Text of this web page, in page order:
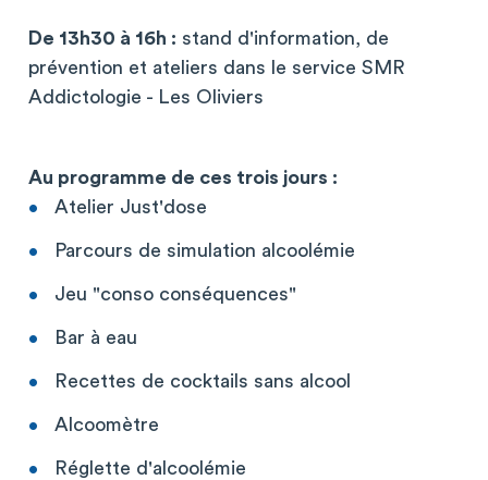
De 13h30 à 16h : stand d'information, de
prévention et ateliers dans le service SMR
Addictologie - Les Oliviers
Au programme de ces trois jours :
Atelier Just'dose
Parcours de simulation alcoolémie
Jeu "conso conséquences"
Bar à eau
Recettes de cocktails sans alcool
Alcoomètre
Réglette d'alcoolémie